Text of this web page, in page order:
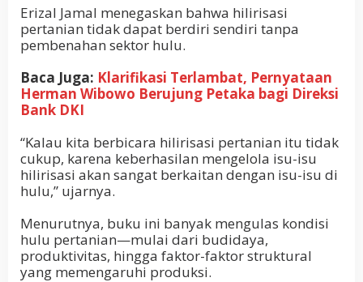
Erizal Jamal menegaskan bahwa hilirisasi
pertanian tidak dapat berdiri sendiri tanpa
pembenahan sektor hulu.
Baca Juga: Klarifikasi Terlambat, Pernyataan
Herman Wibowo Berujung Petaka bagi Direksi
Bank DKI
“Kalau kita berbicara hilirisasi pertanian itu tidak
cukup, karena keberhasilan mengelola isu-isu
hilirisasi akan sangat berkaitan dengan isu-isu di
hulu,” ujarnya.
Menurutnya, buku ini banyak mengulas kondisi
hulu pertanian—mulai dari budidaya,
produktivitas, hingga faktor-faktor struktural
yang memengaruhi produksi.